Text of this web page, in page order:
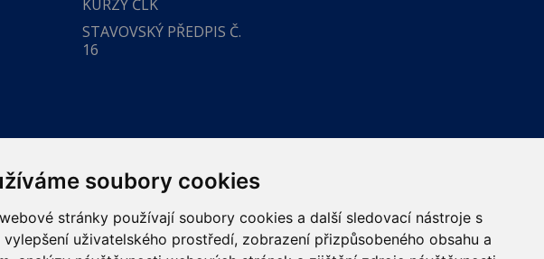
soubory cookies
stránky používají soubory cookies a další sledovací nástroje s
vylepšení uživatelského prostředí, zobrazení přizpůsobeného obsahu a
KURZY ČLK
STAVOVSKÝ PŘEDPIS Č.
16